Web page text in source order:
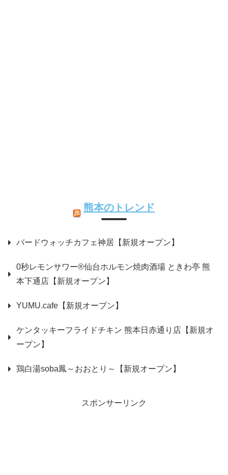
熊本のトレンド
バードウォッチカフェ神居【新規オープン】
0秒レモンサワー®仙台ホルモン焼肉酒場 ときわ亭 熊
本下通店【新規オープン】
YUMU.cafe【新規オープン】
ケンタッキーフライドチキン 熊本日赤通り店【新規オ
ープン】
鶏白湯soba鳳～おおとり～【新規オープン】
スポンサーリンク